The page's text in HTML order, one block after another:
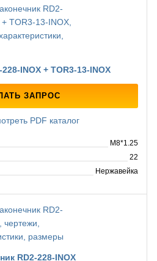
INOX + TOR3-13-INOX
ЗАПРОС
PDF каталог
M8*1.25
22
Нержавейка
RD2-228-INOX